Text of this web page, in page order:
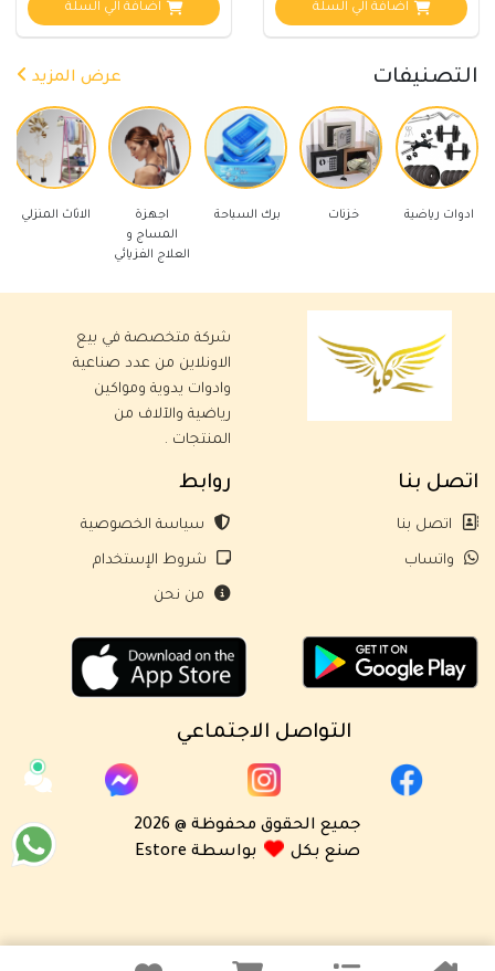
اضافة الي السلة اضافة الي السلة
التصنيفات عرض المزيد
خزنات برك السباحة
اجهزة
العلاج الفزيائي
الاثاث المنزلي ادوات
شركة متخصصة في بيع
الاونلاين من عدد صناعية
وادوات يدوية ومواكين
رياضية والآلاف من
المنتجات .
اتصل بنا
اتصل بنا
واتساب
روابط
سياسة الخصوصية
شروط الإستخدام
من نحن
التواصل الاجتماعي
جميع الحقوق محفوظة @ 2026
صنع بكل
بواسطة Estore